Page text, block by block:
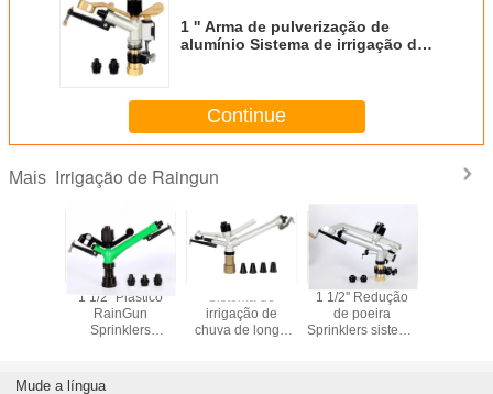
1 '' Arma de pulverização de
alumínio Sistema de irrigação de
Continue
Mais Irrigação de Raingun
1"
1 1/2 "Plástico
RainGun
Sprinklers
carvão 5,1-
Sistema de
irrigação de
chuva de longa
1 1/2'' Redução
de poeira
Sprinklers sistema
Mude a língua